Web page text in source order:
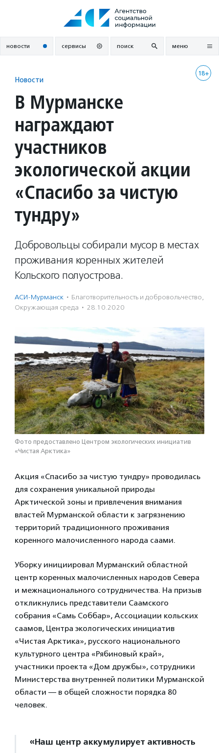
новости сервисы поиск меню
18+
Новости
В Мурманске
награждают
участников
экологической акции
«Спасибо за чистую
тундру»
Добровольцы собирали мусор в местах
проживания коренных жителей
Кольского полуострова.
АСИ-Мурманск · Благотвори­тель­ность и доброволь­чест­во,
Окружающая среда · 28.10.2020
Фото предоставлено Центром экологических инициатив
«Чистая Арктика»
Акция «Спасибо за чистую тундру» проводилась
для сохранения уникальной природы
Арктической зоны и привлечения внимания
властей Мурманской области к загрязнению
территорий традиционного проживания
коренного малочисленного народа саами.
Уборку инициировал Мурманский областной
центр коренных малочисленных народов Севера
и межнационального сотрудничества. На призыв
откликнулись представители Саамского
собрания «Самь Соббар», Ассоциации кольских
саамов, Центра экологических инициатив
«Чистая Арктика», русского национального
культурного центра «Рябиновый край»,
участники проекта «Дом дружбы», сотрудники
Министерства внутренней политики Мурманской
области — в общей сложности порядка 80
человек.
«Наш центр аккумулирует активность